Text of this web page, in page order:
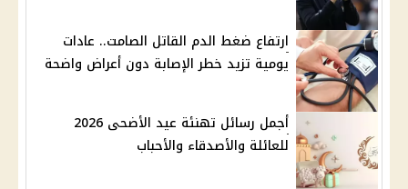
ارتفاع ضغط الدم القاتل الصامت.. عادات
يومية تزيد خطر الإصابة دون أعراض واضحة
أجمل رسائل تهنئة عيد الأضحى 2026
للعائلة والأصدقاء والأحباب